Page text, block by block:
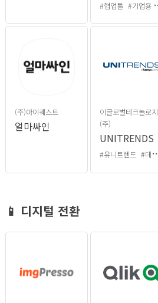
#협업툴 #기업용 메신저
(주)아이퀘스트
얼마싸인
이글로벌테크놀로지
(주)
UNITRENDS
#유니트렌드 #데이터손실
📱 디지털 전환